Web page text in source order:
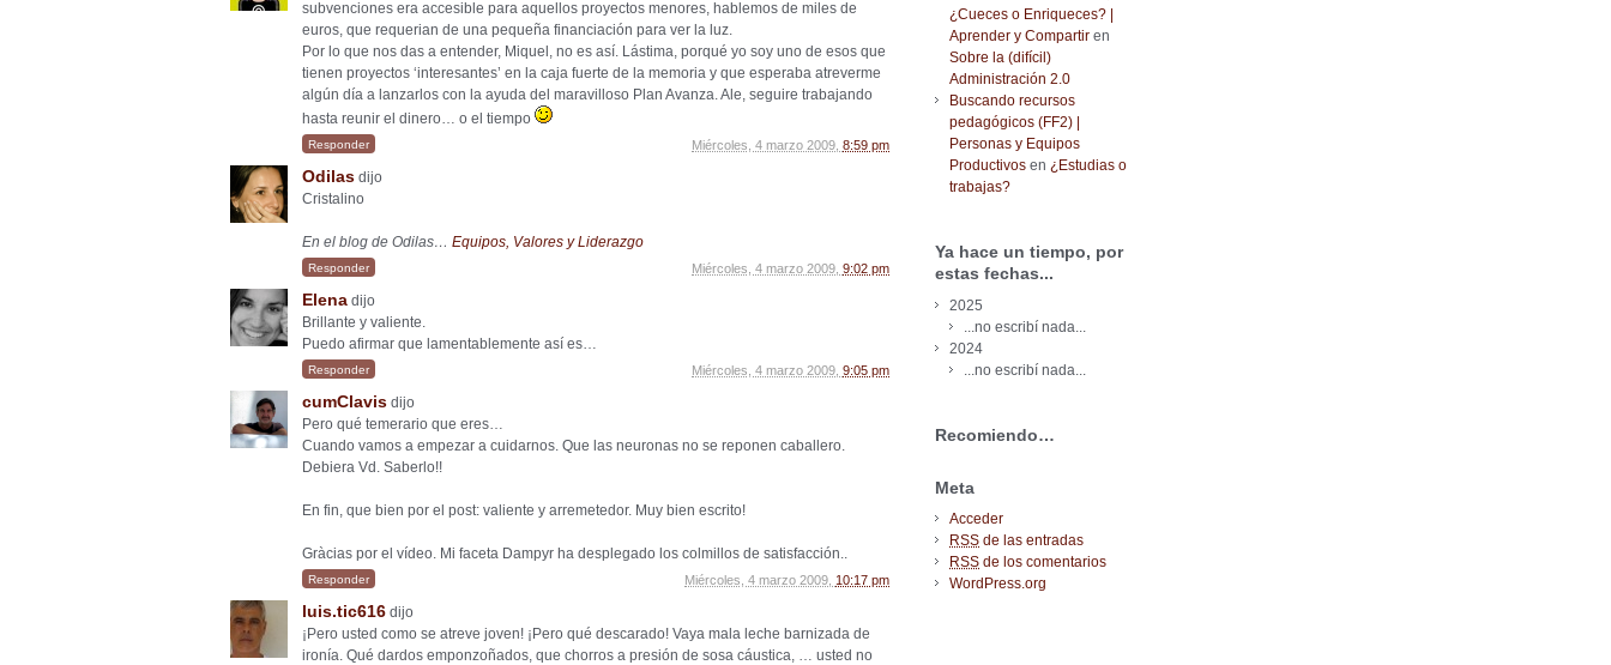
subvenciones era accesible para aquellos proyectos menores, hablemos de miles de
euros, que requerian de una pequeña financiación para ver la luz.
Por lo que nos das a entender, Miquel, no es así. Lástima, porqué yo soy uno de esos que
tienen proyectos ‘interesantes’ en la caja fuerte de la memoria y que esperaba atreverme
algún día a lanzarlos con la ayuda del maravilloso Plan Avanza. Ale, seguire trabajando
hasta reunir el dinero… o el tiempo
Miércoles, 4 marzo 2009, 8:59 pm
Responder
Odilas dijo
Cristalino
En el blog de Odilas… Equipos, Valores y Liderazgo
Miércoles, 4 marzo 2009, 9:02 pm
Responder
Elena dijo
Brillante y valiente.
Puedo afirmar que lamentablemente así es…
Miércoles, 4 marzo 2009, 9:05 pm
Responder
cumClavis dijo
Pero qué temerario que eres…
Cuando vamos a empezar a cuidarnos. Que las neuronas no se reponen caballero.
Debiera Vd. Saberlo!!
En fin, que bien por el post: valiente y arremetedor. Muy bien escrito!
Gràcias por el vídeo. Mi faceta Dampyr ha desplegado los colmillos de satisfacción..
Miércoles, 4 marzo 2009, 10:17 pm
Responder
luis.tic616 dijo
¡Pero usted como se atreve joven! ¡Pero qué descarado! Vaya mala leche barnizada de
ironía. Qué dardos emponzoñados, que chorros a presión de sosa cáustica, … usted no
¿Cueces o Enriqueces? |
Aprender y Compartir en
Sobre la (difícil)
Administración 2.0
Buscando recursos
pedagógicos (FF2) |
Personas y Equipos
Productivos en ¿Estudias o
trabajas?
Ya hace un tiempo, por
estas fechas...
2025
...no escribí nada...
2024
...no escribí nada...
Recomiendo…
Meta
Acceder
RSS de las entradas
RSS de los comentarios
WordPress.org